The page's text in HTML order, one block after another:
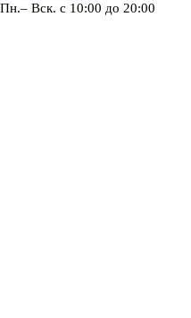
Пн.– Вск. с 10:00 до 20:00